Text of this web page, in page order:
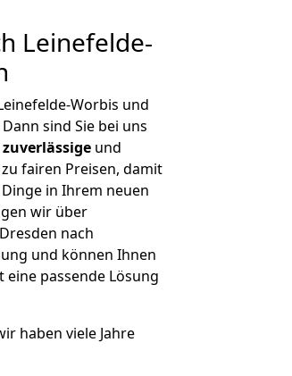
Leinefelde-
Worbis und
Dann sind Sie bei uns
zuverlässige und
zu fairen Preisen, damit
in Ihrem neuen
wir über
nach
und können Ihnen
passende Lösung
haben viele Jahre